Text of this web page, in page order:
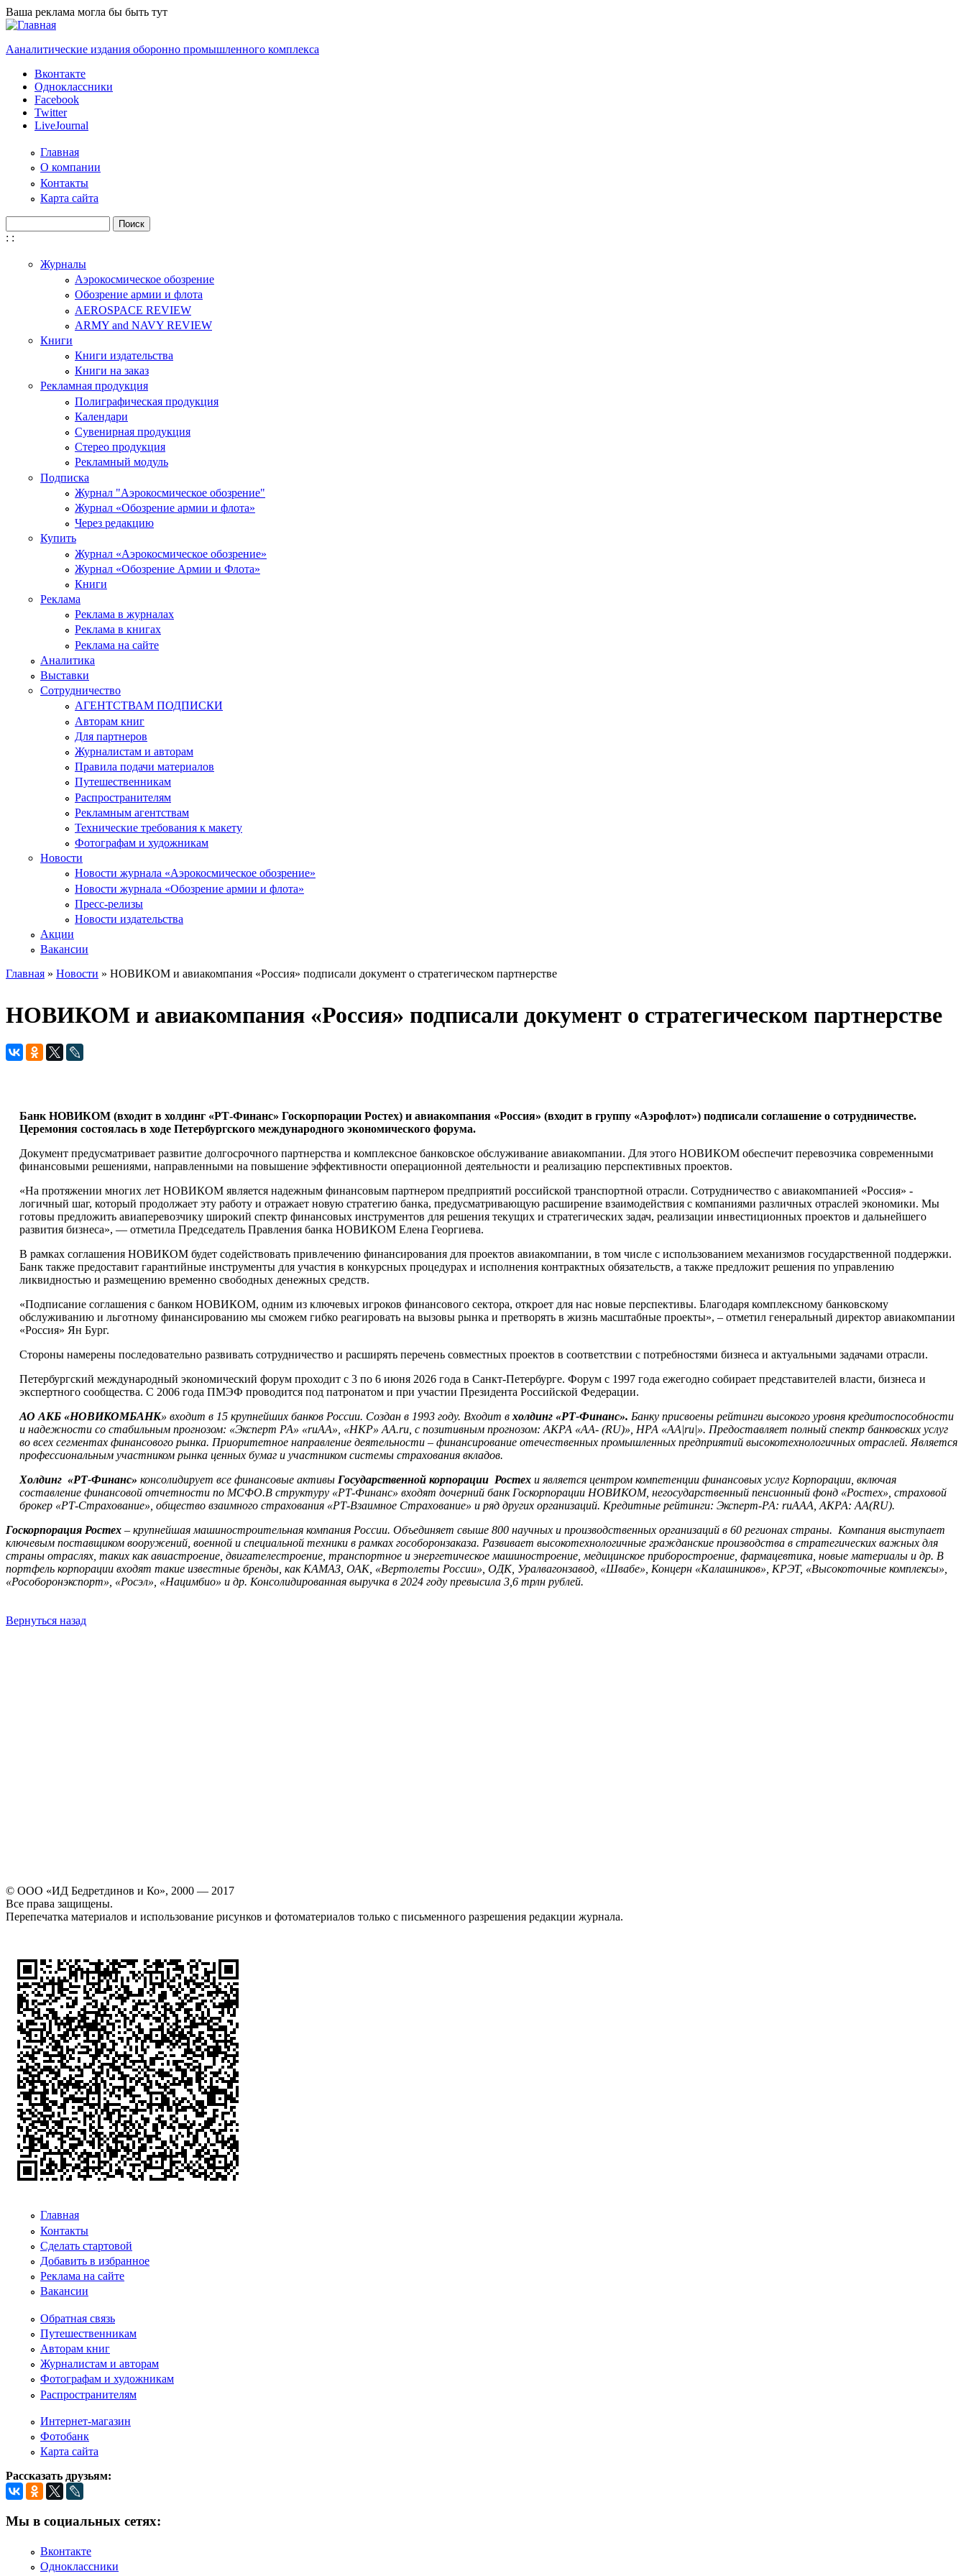
Перейти к основному содержанию
Ваша реклама могла бы быть тут
Ааналитические издания оборонно промышленного комплекса
Вконтакте
Одноклассники
Facebook
Twitter
LiveJournal
Главная
О компании
Контакты
Карта сайта
Форма поиска
: :
Журналы
Аэрокосмическое обозрение
Обозрение армии и флота
AEROSPACE REVIEW
ARMY and NAVY REVIEW
Книги
Книги издательства
Книги на заказ
Рекламная продукция
Полиграфическая продукция
Календари
Сувенирная продукция
Стерео продукция
Рекламный модуль
Подписка
Журнал "Аэрокосмическое обозрение"
Журнал «Обозрение армии и флота»
Через редакцию
Купить
Журнал «Аэрокосмическое обозрение»
Журнал «Обозрение Армии и Флота»
Книги
Реклама
Реклама в журналах
Реклама в книгах
Реклама на сайте
Аналитика
Выставки
Сотрудничество
АГЕНТСТВАМ ПОДПИСКИ
Авторам книг
Для партнеров
Журналистам и авторам
Правила подачи материалов
Путешественникам
Распространителям
Рекламным агентствам
Технические требования к макету
Фотографам и художникам
Новости
Новости журнала «Аэрокосмическое обозрение»
Новости журнала «Обозрение армии и флота»
Пресс-релизы
Новости издательства
Акции
Вакансии
Главная » Новости » НОВИКОМ и авиакомпания «Россия» подписали документ о стратегическом партнерстве
НОВИКОМ и авиакомпания «Россия» подписали документ о стратегическом партнерстве
Банк НОВИКОМ (входит в холдинг «РТ-Финанс» Госкорпорации Ростех) и авиакомпания «Россия» (входит в группу «Аэрофлот») подписали соглашение о сотрудничестве.
Церемония состоялась в ходе Петербургского международного экономического форума.
Документ предусматривает развитие долгосрочного партнерства и комплексное банковское обслуживание авиакомпании. Для этого НОВИКОМ обеспечит перевозчика современными
финансовыми решениями, направленными на повышение эффективности операционной деятельности и реализацию перспективных проектов.
«На протяжении многих лет НОВИКОМ является надежным финансовым партнером предприятий российской транспортной отрасли. Сотрудничество с авиакомпанией «Россия» -
логичный шаг, который продолжает эту работу и отражает новую стратегию банка, предусматривающую расширение взаимодействия с компаниями различных отраслей экономики. Мы
готовы предложить авиаперевозчику широкий спектр финансовых инструментов для решения текущих и стратегических задач, реализации инвестиционных проектов и дальнейшего
развития бизнеса», — отметила Председатель Правления банка НОВИКОМ Елена Георгиева.
В рамках соглашения НОВИКОМ будет содействовать привлечению финансирования для проектов авиакомпании, в том числе с использованием механизмов государственной поддержки.
Банк также предоставит гарантийные инструменты для участия в конкурсных процедурах и исполнения контрактных обязательств, а также предложит решения по управлению
ликвидностью и размещению временно свободных денежных средств.
«Подписание соглашения с банком НОВИКОМ, одним из ключевых игроков финансового сектора, откроет для нас новые перспективы. Благодаря комплексному банковскому
обслуживанию и льготному финансированию мы сможем гибко реагировать на вызовы рынка и претворять в жизнь масштабные проекты», – отметил генеральный директор авиакомпании
«Россия» Ян Бург.
Стороны намерены последовательно развивать сотрудничество и расширять перечень совместных проектов в соответствии с потребностями бизнеса и актуальными задачами отрасли.
Петербургский международный экономический форум проходит с 3 по 6 июня 2026 года в Санкт-Петербурге. Форум с 1997 года ежегодно собирает представителей власти, бизнеса и
экспертного сообщества. С 2006 года ПМЭФ проводится под патронатом и при участии Президента Российской Федерации.
АО АКБ «НОВИКОМБАНК» входит в 15 крупнейших банков России. Создан в 1993 году. Входит в холдинг «РТ-Финанс». Банку присвоены рейтинги высокого уровня кредитоспособности
и надежности со стабильным прогнозом: «Эксперт РА» «ruАА», «НКР» АА.ru, с позитивным прогнозом: АКРА «АА- (RU)», НРА «АА|ru|». Предоставляет полный спектр банковских услуг
во всех сегментах финансового рынка. Приоритетное направление деятельности – финансирование отечественных промышленных предприятий высокотехнологичных отраслей. Является
профессиональным участником рынка ценных бумаг и участником системы страхования вкладов.
Холдинг «РТ-Финанс» консолидирует все финансовые активы Государственной корпорации Ростехи является центром компетенции финансовых услуг Корпорации, включая
составление финансовой отчетности по МСФО.В структуру «РТ-Финанс» входят дочерний банк Госкорпорации НОВИКОМ, негосударственный пенсионный фонд «Ростех», страховой
брокер «РТ-Страхование», общество взаимного страхования «РТ-Взаимное Страхование» и ряд других организаций. Кредитные рейтинги: Эксперт-РА: ruAAA, АКРА: AA(RU).
Госкорпорация Ростех – крупнейшая машиностроительная компания России. Объединяет свыше 800 научных и производственных организаций в 60 регионах страны. Компания выступает
ключевым поставщиком вооружений, военной и специальной техники в рамках гособоронзаказа. Развивает высокотехнологичные гражданские производства в стратегических важных для
страны отраслях, таких как авиастроение, двигателестроение, транспортное и энергетическое машиностроение, медицинское приборостроение, фармацевтика, новые материалы и др. В
портфель корпорации входят такие известные бренды, как КАМАЗ, ОАК, «Вертолеты России», ОДК, Уралвагонзавод, «Швабе», Концерн «Калашников», КРЭТ, «Высокоточные комплексы»,
«Рособоронэкспорт», «Росэл», «Нацимбио» и др. Консолидированная выручка в 2024 году превысила 3,6 трлн рублей.
Вернуться назад
© ООО «ИД Бедретдинов и Ко», 2000 — 2017
Все права защищены.
Перепечатка материалов и использование рисунков и фотоматериалов только с письменного разрешения редакции журнала.
Главная
Контакты
Сделать стартовой
Добавить в избранное
Реклама на сайте
Вакансии
Обратная связь
Путешественникам
Авторам книг
Журналистам и авторам
Фотографам и художникам
Распространителям
Интернет-магазин
Фотобанк
Карта сайта
Рассказать друзьям:
Мы в социальных сетях:
Вконтакте
Одноклассники